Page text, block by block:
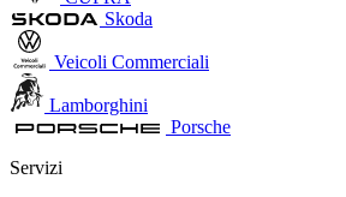
Skoda
Veicoli Commerciali
Lamborghini
Porsche
Servizi